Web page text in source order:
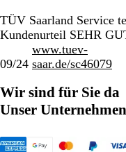
TÜV Saarland Service
Kundenurteil SEHR
09/24
www.tuev-
saar.de/sc46079
Wir sind für Sie da
Unser Unternehmen